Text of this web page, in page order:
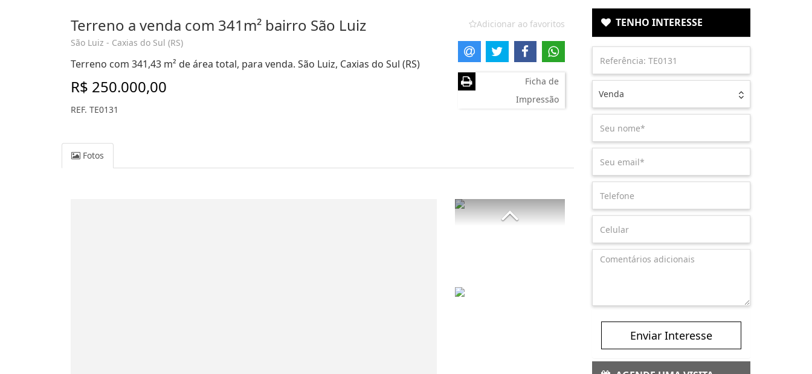
Terreno a venda com 341m² bairro São Luiz
São Luiz - Caxias do Sul (RS)
Terreno com 341,43 m² de área total, para venda. São Luiz, Caxias do Sul (RS)
R$ 250.000,00
REF. TE0131
Adicionar ao favoritos
Ficha de
Impressão
Fotos
TENHO INTERESSE
Venda
Enviar Interesse